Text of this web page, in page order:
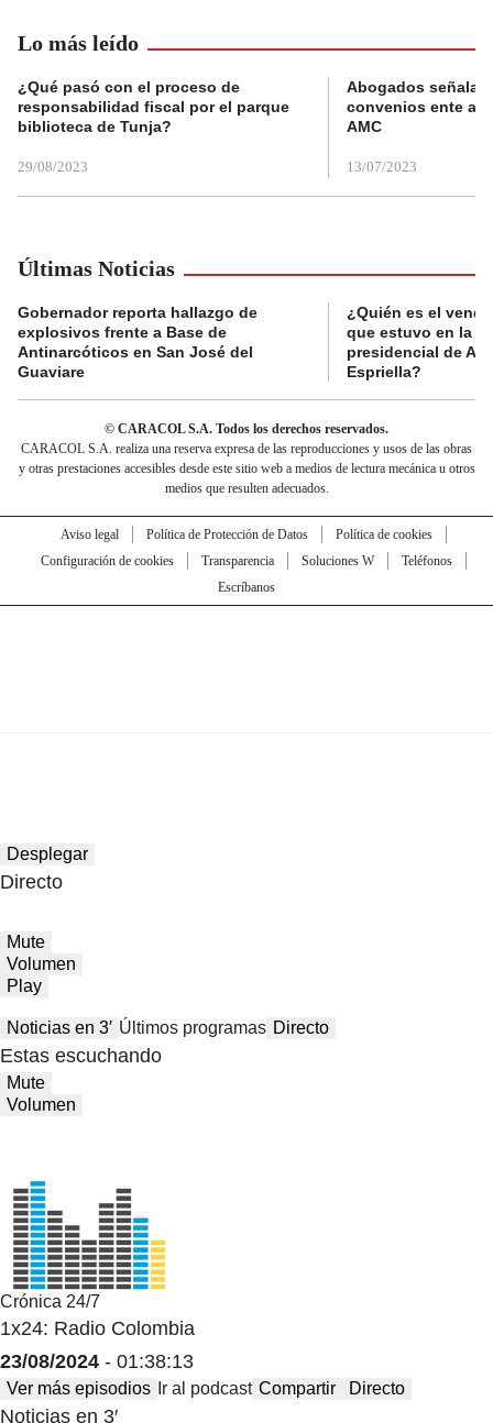
Lo más leído
¿Qué pasó con el proceso de
responsabilidad fiscal por el parque
biblioteca de Tunja?
29/08/2023
Abogados
convenios ente
AMC
13/07/2023
Últimas Noticias
Gobernador reporta hallazgo de
explosivos frente a Base de
Antinarcóticos en San José del
Guaviare
¿Quién es el
que estuvo en la
presidencial de
Espriella?
© CARACOL S.A. Todos los derechos reservados.
CARACOL S.A. realiza una reserva expresa de las reproducciones y usos de las obras
y otras prestaciones accesibles desde este sitio web a medios de lectura mecánica u otros
medios que resulten adecuados.
Aviso legal Política de Protección de Datos
Política de cookies
Configuración de cookies
Transparencia Soluciones W
Teléfonos
Escríbanos
Desplegar
Directo
Mute
Volumen
Play
Noticias en 3′ Últimos programas Directo
Estas escuchando
Mute
Volumen
Crónica 24/7
1x24: Radio Colombia
23/08/2024 - 01:38:13
Ver más episodios Ir al podcast Compartir Directo
Noticias en 3′